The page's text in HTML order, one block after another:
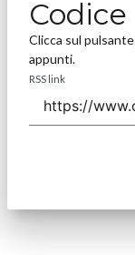
Codice
Clicca sul
appunti.
RSS link